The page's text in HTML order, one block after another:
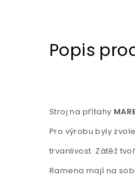
Popis
Stroj na přítahy
Pro výrobu byly
trvanlivost. Zátěž
Ramena mají na